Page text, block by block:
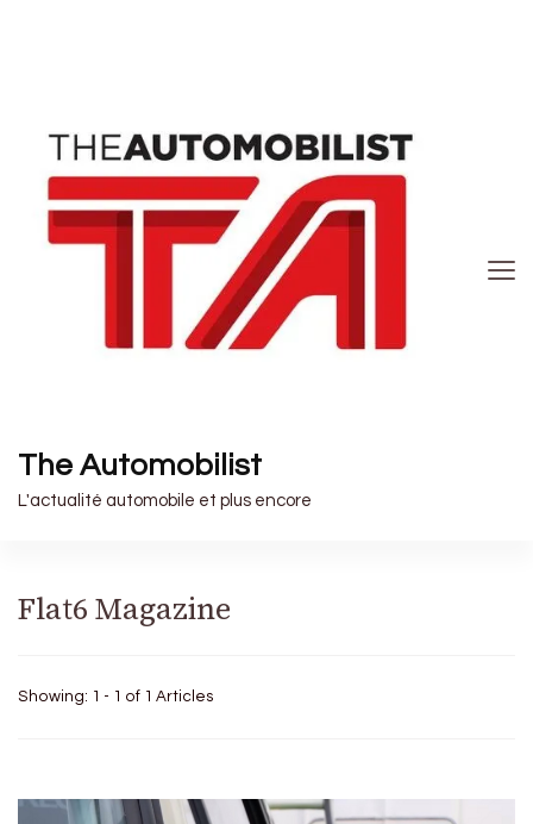
The Automobilist
L'actualité automobile et plus encore
Flat6 Magazine
Showing: 1 - 1 of 1 Articles